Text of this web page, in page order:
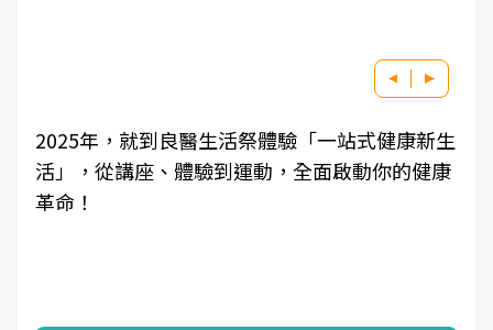
2025年，就到良醫生活祭體驗「一站式健康新生
活」，從講座、體驗到運動，全面啟動你的健康
革命！